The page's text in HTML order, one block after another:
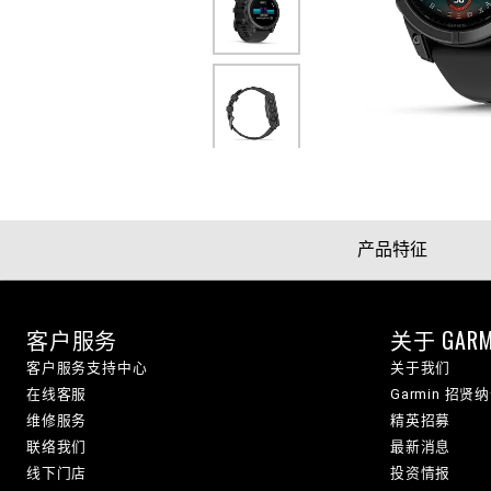
产品特征
客户服务
客户服务支持中心
在线客服
维修服务
联络我们
线下门店
关于
关于我们
Garmin 招贤
精英招募
最新消息
投资情报